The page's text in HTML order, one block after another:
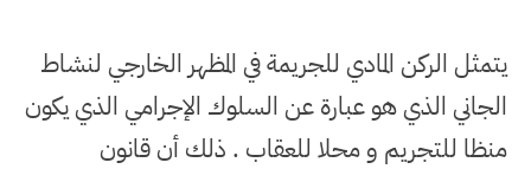
يتمثل الركن المادي للجريمة في المظهر الخارجي لنشاط
الجاني الذي هو عبارة عن السلوك الإجرامي الذي يكون
منظا للتجريم و محلا للعقاب . ذلك أن قانون